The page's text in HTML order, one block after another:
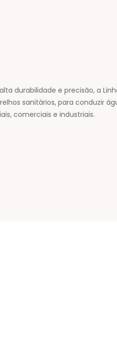
durabilidade e precisão, a
sanitários, para conduzir
comerciais e industriais.